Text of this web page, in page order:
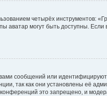
четырёх инструментов:
аватар могут быть доступны.
сообщений или
так как они установлены её
это запрещено, и